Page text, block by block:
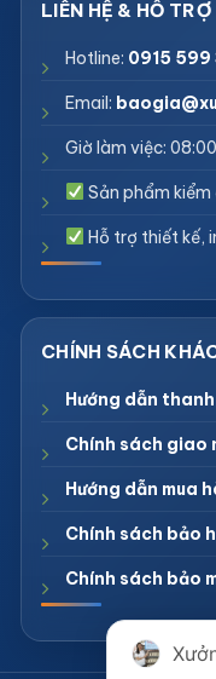
Hotline: 0915 599
Email:
Giờ làm việc:
Sản phẩm
Hỗ trợ thiết kế,
Hướng dẫn
Chính sách giao
Hướng dẫn mua
Chính sách bảo
Chính sách bảo